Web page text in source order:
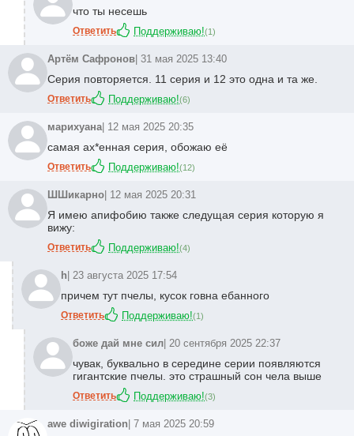
что ты несешь
Ответить Поддерживаю!(1)
Артём Сафронов | 31 мая 2025 13:40
Серия повторяется. 11 серия и 12 это одна и та же.
Ответить Поддерживаю!(6)
марихуана | 12 мая 2025 20:35
самая ах*енная серия, обожаю еë
Ответить Поддерживаю!(12)
ШШикарно | 12 мая 2025 20:31
Я имею апифобию также следущая серия которую я
вижу:
Ответить Поддерживаю!(4)
h | 23 августа 2025 17:54
причем тут пчелы, кусок говна ебанного
Ответить Поддерживаю!(1)
боже дай мне сил | 20 сентября 2025 22:37
чувак, буквально в середине серии появляются
гигантские пчелы. это страшный сон чела выше
Ответить Поддерживаю!(3)
awe diwigiration | 7 мая 2025 20:59